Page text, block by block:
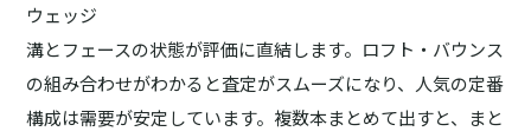
ウェッジ
溝とフェースの状態が評価に直結します。ロフト・バウンス
の組み合わせがわかると査定がスムーズになり、人気の定番
構成は需要が安定しています。複数本まとめて出すと、まと